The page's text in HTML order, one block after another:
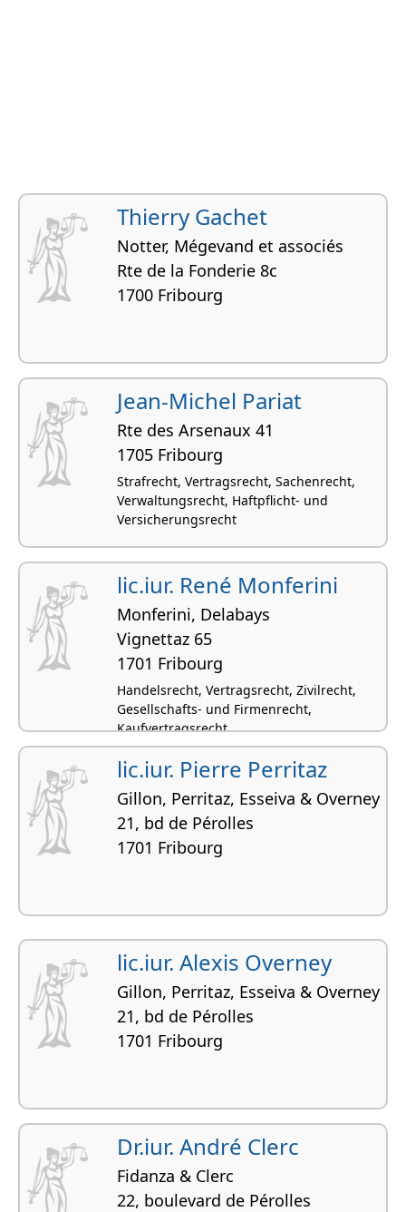
Thierry Gachet
Notter, Mégevand et associés
Rte de la Fonderie 8c
1700 Fribourg
Jean-Michel Pariat
Rte des Arsenaux 41
1705 Fribourg
Strafrecht, Vertragsrecht, Sachenrecht,
Verwaltungsrecht, Haftpflicht- und
Versicherungsrecht
lic.iur. René Monferini
Monferini, Delabays
Vignettaz 65
1701 Fribourg
Handelsrecht, Vertragsrecht, Zivilrecht,
Gesellschafts- und Firmenrecht,
Kaufvertragsrecht
lic.iur. Pierre Perritaz
Gillon, Perritaz, Esseiva & Overney
21, bd de Pérolles
1701 Fribourg
lic.iur. Alexis Overney
Gillon, Perritaz, Esseiva & Overney
21, bd de Pérolles
1701 Fribourg
Dr.iur. André Clerc
Fidanza & Clerc
22, boulevard de Pérolles